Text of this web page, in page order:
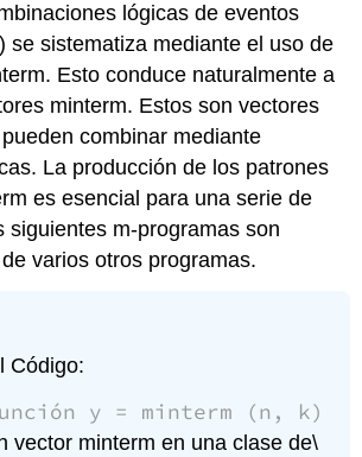
lógicas de eventos
se sistematiza mediante el uso de
Esto conduce naturalmente a
minterm. Estos son vectores
combinar mediante
La producción de los patrones
es esencial para una serie de
siguientes m-programas son
varios otros programas.
Código:
y = minterm (n, k)
vector minterm en una clase de\